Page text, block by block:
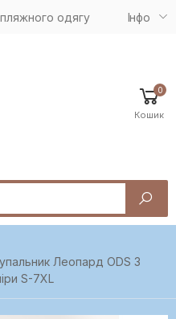
пляжного одягу Iнфо
0
Кошик
Леопард ODS З
S-7XL